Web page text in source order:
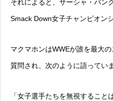
それによると、サーシャ・バン
Smack Down女子チャンピオン
マクマホンはWWEが誰を最大
質問され、次のように語っていま
「女子選手たちを無視するこ